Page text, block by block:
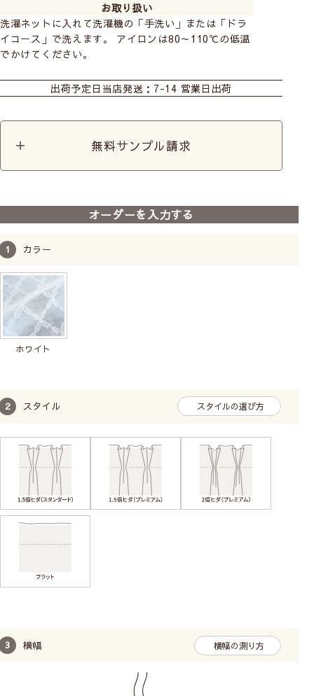
お取り扱い
洗濯ネットに入れて洗濯機の「手洗い」または「ドラ
イコース」で洗えます。 アイロンは80～110℃の低温
でかけてください。
プル無地)
出荷予定日 当店発送：7-14 営業日出荷
無料サンプル請求
オーダーを入力する
カラー
ホワイト
スタイル スタイルの選び方
横幅 横幅の測り方